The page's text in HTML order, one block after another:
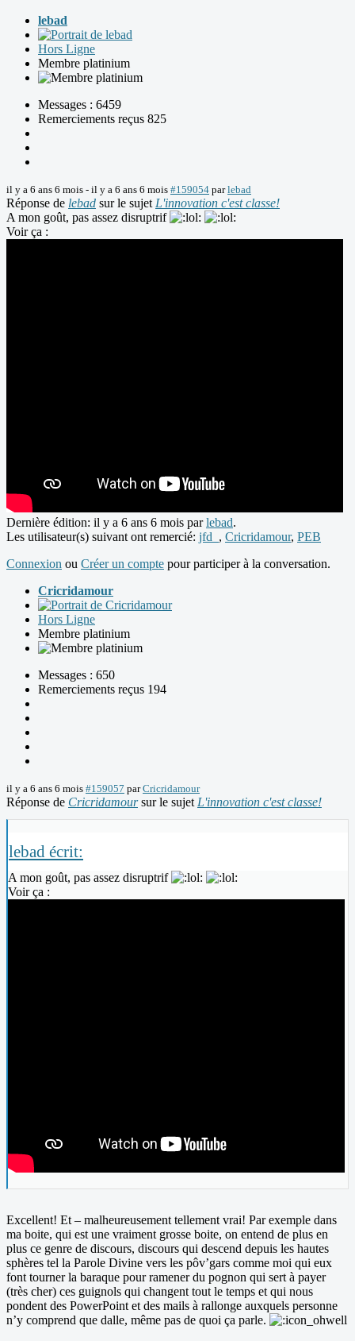
lebad
Hors Ligne
Membre platinium
Messages : 6459
Remerciements reçus 825
il y a 6 ans 6 mois - il y a 6 ans 6 mois #159054 parlebad
Réponse de lebad sur le sujet L'innovation c'est classe!
A mon goût, pas assez disruptrif
Voir ça :
Dernière édition: il y a 6 ans 6 mois parlebad.
Les utilisateur(s) suivant ont remercié: jfd_ , Cricridamour, PEB
Connexion ou Créer un compte pour participer à la conversation.
Cricridamour
Hors Ligne
Membre platinium
Messages : 650
Remerciements reçus 194
il y a 6 ans 6 mois #159057 parCricridamour
Réponse de Cricridamoursur le sujet L'innovation c'est classe!
lebad écrit:
A mon goût, pas assez disruptrif
Voir ça :
Excellent! Et – malheureusement tellement vrai! Par exemple dans
ma boite, qui est une vraiment grosse boite, on entend de plus en
plus ce genre de discours, discours qui descend depuis les hautes
sphères tel la Parole Divine vers les pôv’gars comme moi qui eux
font tourner la baraque pour ramener du pognon qui sert à payer
(très cher) ces guignols qui changent tout le temps et qui nous
pondent des PowerPoint et des mails à rallonge auxquels personne
n’y comprend que dalle, même pas de quoi ça parle.